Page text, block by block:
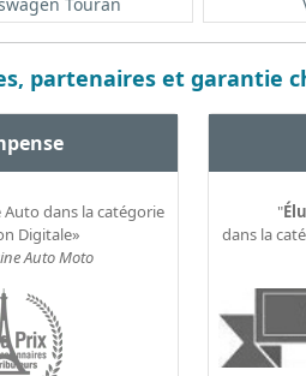
partenaires et garantie
dans la catégorie
Digitale»
Auto Moto
"
dans la